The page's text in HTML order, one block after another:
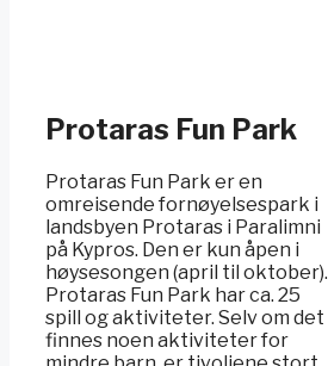
Protaras Fun Park
Protaras Fun Park er en
omreisende fornøyelsespark i
landsbyen Protaras i Paralimni
på Kypros. Den er kun åpen i
høysesongen (april til oktober).
Protaras Fun Park har ca. 25
spill og aktiviteter. Selv om det
finnes noen aktiviteter for